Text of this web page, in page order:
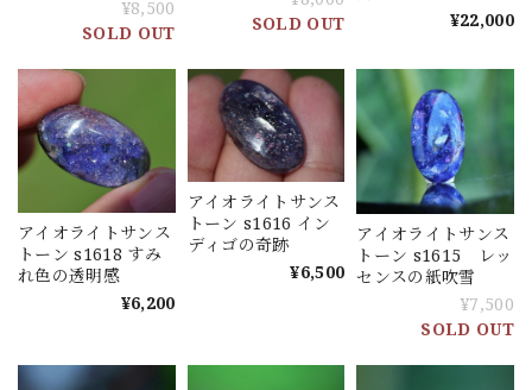
¥8,500
SOLD OUT
SOLD OUT
¥22,000
アイオライトサンス
トーン s1618 すみ
れ色の透明感
¥6,200
アイオライトサンス
トーン s1616 イン
ディゴの奇跡
¥6,500
アイオライトサンス
トーン s1615 レッ
センスの紙吹雪
¥7,500
SOLD OUT